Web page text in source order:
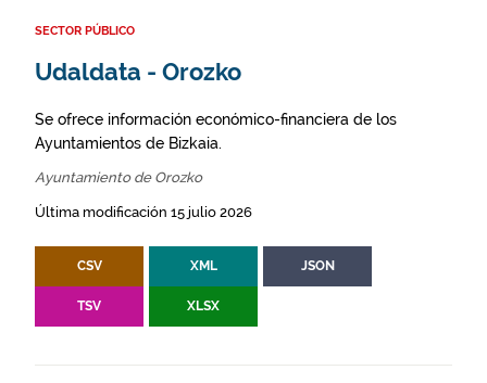
SECTOR PÚBLICO
Udaldata - Orozko
Se ofrece información económico-financiera de los
Ayuntamientos de Bizkaia.
Ayuntamiento de Orozko
Última modificación 15 julio 2026
CSV XML JSON
TSV XLSX